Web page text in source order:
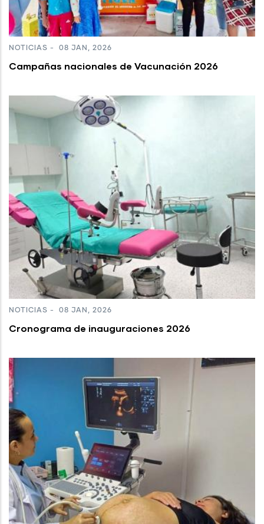
NOTICIAS - 08 JAN, 2026
Campañas nacionales de Vacunación 2026
NOTICIAS - 08 JAN, 2026
Cronograma de inauguraciones 2026